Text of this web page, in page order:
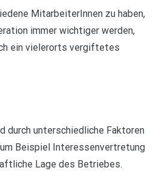
MitarbeiterInnen zu haben,
immer wichtiger werden,
ein vielerorts vergiftetes
durch unterschiedliche Faktoren
Beispiel Interessenvertretung
Lage des Betriebes.